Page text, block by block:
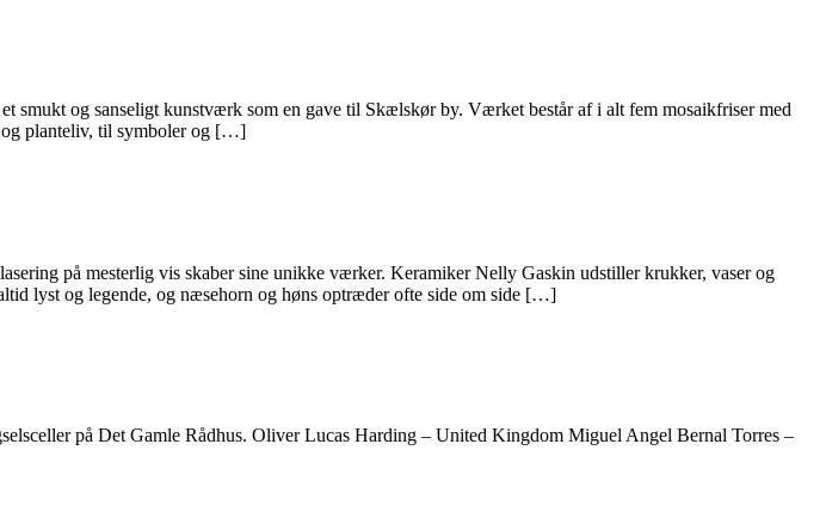
og sanseligt kunstværk som en gave til Skælskør by. Værket består af i alt fem mosaikfriser med
og planteliv, til symboler og […]
på mesterlig vis skaber sine unikke værker. Keramiker Nelly Gaskin udstiller krukker, vaser og
lyst og legende, og næsehorn og høns optræder ofte side om side […]
på Det Gamle Rådhus. Oliver Lucas Harding – United Kingdom Miguel Angel Bernal Torres –